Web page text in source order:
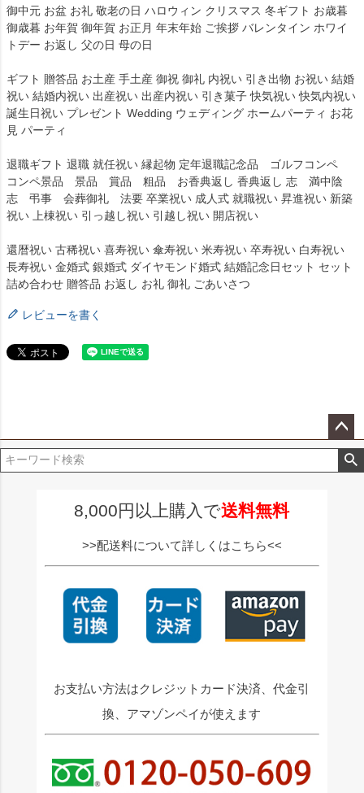
御中元 お盆 お礼 敬老の日 ハロウィン クリスマス 冬ギフト お歳暮
御歳暮 お年賀 御年賀 お正月 年末年始 ご挨拶 バレンタイン ホワイ
トデー お返し 父の日 母の日
ギフト 贈答品 お土産 手土産 御祝 御礼 内祝い 引き出物 お祝い 結婚
祝い 結婚内祝い 出産祝い 出産内祝い 引き菓子 快気祝い 快気内祝い
誕生日祝い プレゼント Wedding ウェディング ホームパーティ お花
見 パーティ
退職ギフト 退職 就任祝い 縁起物 定年退職記念品 ゴルフコンペ
コンペ景品 景品 賞品 粗品 お香典返し 香典返し 志 満中陰
志 弔事 会葬御礼 法要 卒業祝い 成人式 就職祝い 昇進祝い 新築
祝い 上棟祝い 引っ越し祝い 引越し祝い 開店祝い
還暦祝い 古稀祝い 喜寿祝い 傘寿祝い 米寿祝い 卒寿祝い 白寿祝い
長寿祝い 金婚式 銀婚式 ダイヤモンド婚式 結婚記念日セット セット
詰め合わせ 贈答品 お返し お礼 御礼 ごあいさつ
レビューを書く
ペー
ジト
8,000円以上購入で送料無料
>>配送料について詳しくはこちら<<
お支払い方法はクレジットカード決済、代金引
換、アマゾンペイが使えます